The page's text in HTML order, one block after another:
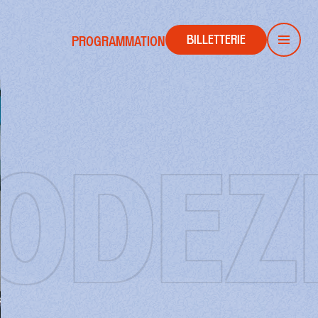
PROGRAMMATION BILLETTERIE Menu